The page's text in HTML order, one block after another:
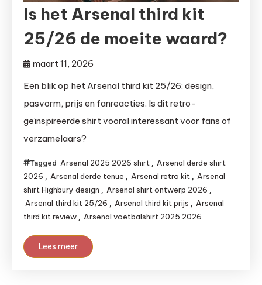
Is het Arsenal third kit
25/26 de moeite waard?
maart 11, 2026
Een blik op het Arsenal third kit 25/26: design,
pasvorm, prijs en fanreacties. Is dit retro-
geïnspireerde shirt vooral interessant voor fans of
verzamelaars?
Tagged Arsenal 2025 2026 shirt
Arsenal derde shirt
2026
Arsenal derde tenue Arsenal retro kit
Arsenal
shirt Highbury design
Arsenal shirt ontwerp 2026
Arsenal third kit 25/26 Arsenal third kit prijs
Arsenal
third kit review
Arsenal voetbalshirt 2025 2026
Lees meer